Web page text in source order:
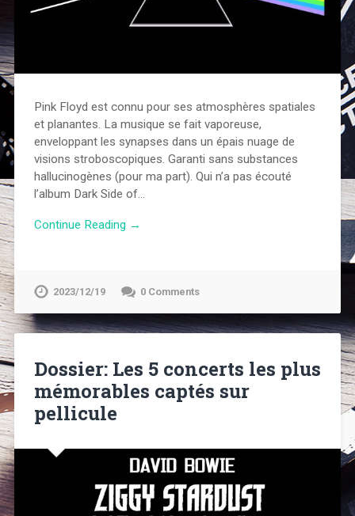
Pink Floyd est connu pour ses atmosphères spatiales
et planantes. La musique se fait vaporeuse,
enveloppant les synapses dans un épais nuage de
visions stroboscopiques. Garanti sans substances
hallucinogènes (pour ma part). Qui n’a pas écouté
l’album Dark Side of…
Continue Reading →
2023/12/19 0 Comments
Dossier: Les 5 concerts les plus
mémorables captés sur
pellicule